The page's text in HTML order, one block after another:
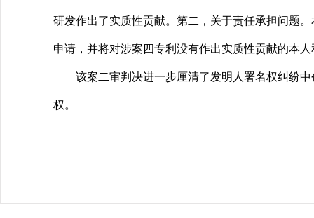
研发作出了实质性贡献。第二，关于责任承担问题
申请，并将对涉案四专利没有作出实质性贡献的本
该案二审判决进一步厘清了发明人署名权纠纷中
权。